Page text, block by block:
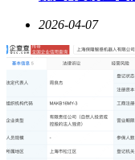
2026-04-07